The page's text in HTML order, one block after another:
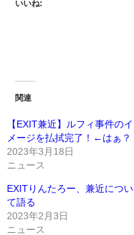
いいね:
関連
【EXIT兼近】ルフィ事件のイ
メージを払拭完了！←はぁ？
2023年3月18日
ニュース
EXITりんたろー、兼近につい
て語る
2023年2月3日
ニュース